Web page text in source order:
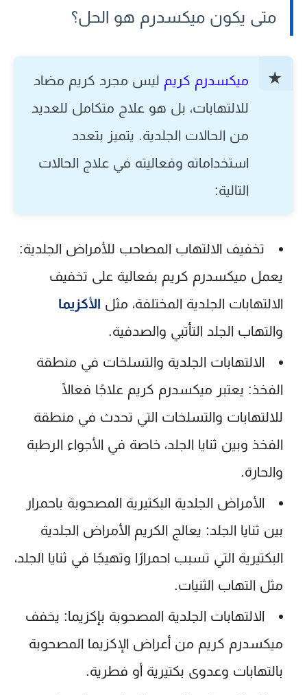
متى يكون ميكسدرم هو الحل؟
ميكسدرم كريم ليس مجرد كريم مضاد
للالتهابات، بل هو علاج متكامل للعديد
من الحالات الجلدية. يتميز بتعدد
استخداماته وفعاليته في علاج الحالات
التالية:
تخفيف الالتهاب المصاحب للأمراض الجلدية:
يعمل ميكسدرم كريم بفعالية على تخفيف
الالتهابات الجلدية المختلفة، مثل الأكزيما
والتهاب الجلد التأتبي والصدفية.
الالتهابات الجلدية والتسلخات في منطقة
الفخذ: يعتبر ميكسدرم كريم علاجًا فعالًا
للالتهابات والتسلخات التي تحدث في منطقة
الفخذ وبين ثنايا الجلد، خاصة في الأجواء الرطبة
والحارة.
الأمراض الجلدية البكتيرية المصحوبة باحمرار
بين ثنايا الجلد: يعالج الكريم الأمراض الجلدية
البكتيرية التي تسبب احمرارًا وتهيجًا في ثنايا الجلد،
مثل التهاب الثنيات.
الالتهابات الجلدية المصحوبة بإكزيما: يخفف
ميكسدرم كريم من أعراض الإكزيما المصحوبة
بالتهابات وعدوى بكتيرية أو فطرية.